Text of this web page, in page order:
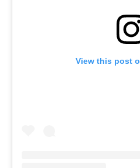
View this post